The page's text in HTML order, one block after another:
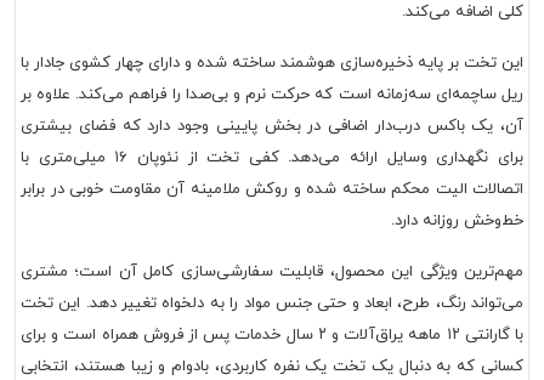
کلی اضافه می‌کند.
این تخت بر پایه ذخیره‌سازی هوشمند ساخته شده و دارای چهار کشوی جادار با
ریل ساچمه‌ای سه‌زمانه است که حرکت نرم و بی‌صدا را فراهم می‌کند. علاوه بر
آن، یک باکس درب‌دار اضافی در بخش پایینی وجود دارد که فضای بیشتری
برای نگهداری وسایل ارائه می‌دهد. کفی تخت از نئوپان ۱۶ میلی‌متری با
اتصالات الیت محکم ساخته شده و روکش ملامینه آن مقاومت خوبی در برابر
خط‌وخش روزانه دارد.
مهم‌ترین ویژگی این محصول، قابلیت سفارشی‌سازی کامل آن است؛ مشتری
می‌تواند رنگ، طرح، ابعاد و حتی جنس مواد را به دلخواه تغییر دهد. این تخت
با گارانتی ۱۲ ماهه یراق‌آلات و ۲ سال خدمات پس از فروش همراه است و برای
کسانی که به دنبال یک تخت یک نفره کاربردی، بادوام و زیبا هستند، انتخابی